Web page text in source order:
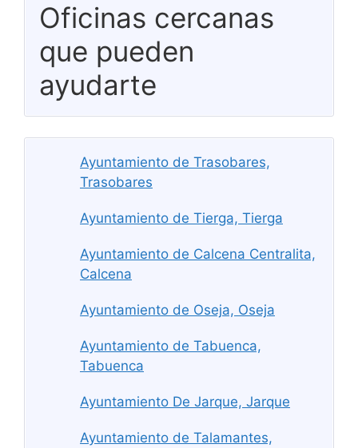
Oficinas cercanas
que pueden
ayudarte
Ayuntamiento de Trasobares,
Trasobares
Ayuntamiento de Tierga, Tierga
Ayuntamiento de Calcena Centralita,
Calcena
Ayuntamiento de Oseja, Oseja
Ayuntamiento de Tabuenca,
Tabuenca
Ayuntamiento De Jarque, Jarque
Ayuntamiento de Talamantes,